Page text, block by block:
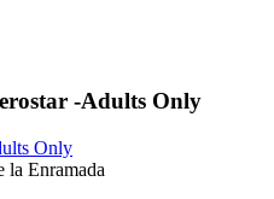
-Adults Only
Only
la Enramada